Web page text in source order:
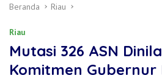
Beranda Riau
Riau
Mutasi 326 ASN
Komitmen Gubernur